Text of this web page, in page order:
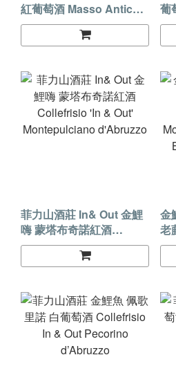
紅葡萄酒 Masso Antico
IL Potere
葡
菲力山酒莊 In& Out 金鯉
嗨 蒙塔布奇諾紅酒
Collefrisio 'In & Out'
Montepulciano
金
老
&